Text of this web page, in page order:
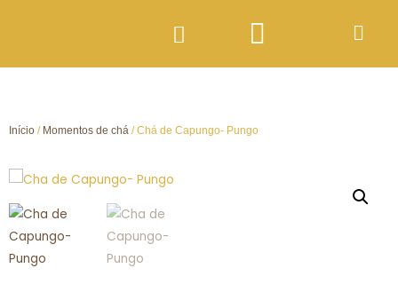
Início / Momentos de chá / Chá de Capungo- Pungo